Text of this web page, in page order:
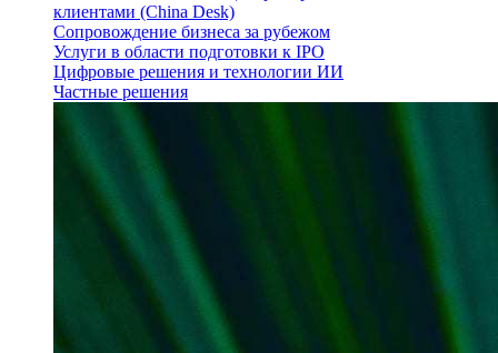
клиентами (China Desk)
Сопровождение бизнеса за рубежом
Услуги в области подготовки к IPO
Цифровые решения и технологии ИИ
Частные решения